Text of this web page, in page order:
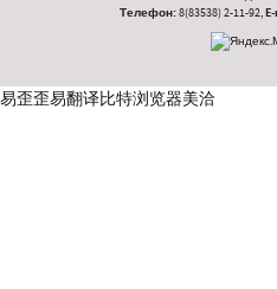
Телефон:8(83538) 2-11-92,
易歪歪易翻译比特浏览器美洽